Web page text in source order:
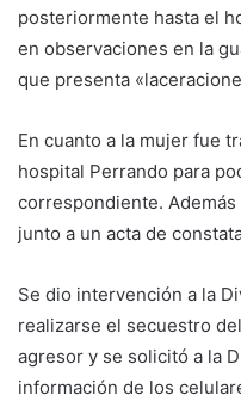
posteriormente hasta el
en observaciones en la
que presenta
En cuanto a la mujer fue
hospital Perrando para
correspondiente.
junto a un acta de
Se dio intervención a la
realizarse el secuestro
agresor y se solicitó a la
información de los